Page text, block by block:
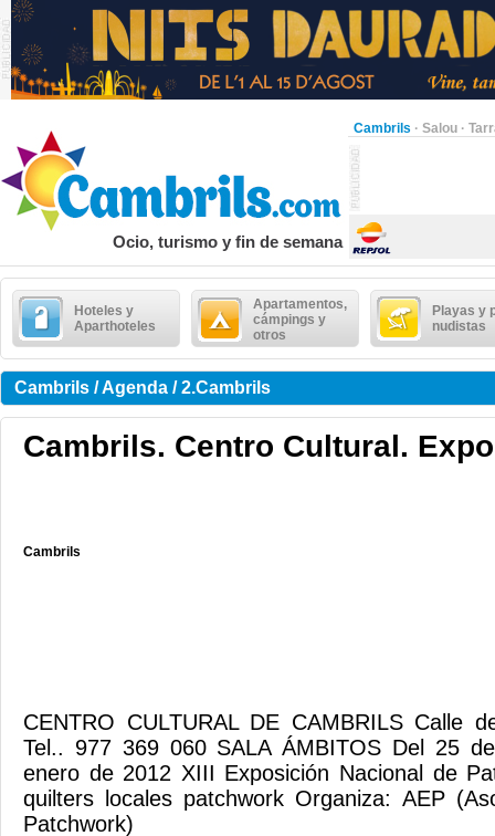
Cambrils · Salou ·
Ocio, turismo y fin de semana
Hoteles y
Aparthoteles
Apartamentos,
cámpings y
otros
Playas y
nudistas
Cambrils / Agenda / 2.Cambrils
Cambrils. Centro Cultural.
Cambrils
CENTRO CULTURAL DE CAMBRILS Calle
Tel.. 977 369 060 SALA ÁMBITOS Del 25
enero de 2012 XIII Exposición Nacional de
quilters locales patchwork Organiza: AEP
Patchwork)